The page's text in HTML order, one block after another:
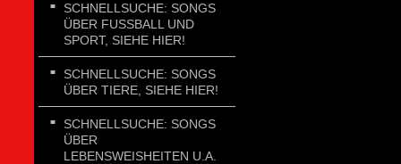
SCHNELLSUCHE: SONGS
ÜBER FUSSBALL UND
SPORT, SIEHE HIER!
SCHNELLSUCHE: SONGS
ÜBER TIERE, SIEHE HIER!
SCHNELLSUCHE: SONGS
ÜBER
LEBENSWEISHEITEN U.A.